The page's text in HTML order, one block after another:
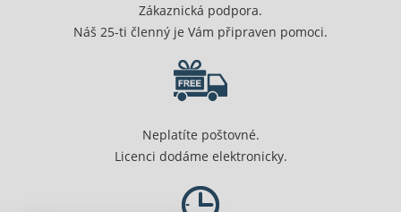
Zákaznická podpora.
Náš 25-ti členný je Vám připraven pomoci.
Neplatíte poštovné.
Licenci dodáme elektronicky.